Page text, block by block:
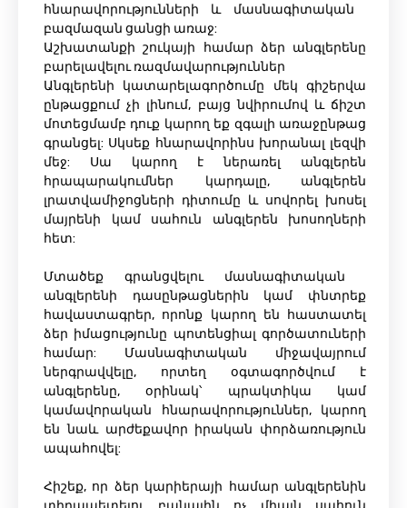
հնարավորությունների և մասնագիտական ​​
բազմազան ցանցի առաջ:
Աշխատանքի շուկայի համար ձեր անգլերենը
բարելավելու ռազմավարություններ
Անգլերենի կատարելագործումը մեկ գիշերվա
ընթացքում չի լինում, բայց նվիրումով և ճիշտ
մոտեցմամբ դուք կարող եք զգալի առաջընթաց
գրանցել: Սկսեք հնարավորինս խորանալ լեզվի
մեջ: Սա կարող է ներառել անգլերեն
հրապարակումներ կարդալը, անգլերեն
լրատվամիջոցների դիտումը և սովորել խոսել
մայրենի կամ սահուն անգլերեն խոսողների
հետ:
Մտածեք գրանցվելու մասնագիտական ​​
անգլերենի դասընթացներին կամ փնտրեք
հավաստագրեր, որոնք կարող են հաստատել
ձեր իմացությունը պոտենցիալ գործատուների
համար: Մասնագիտական ​​միջավայրում
ներգրավվելը, որտեղ օգտագործվում է
անգլերենը, օրինակ՝ պրակտիկա կամ
կամավորական հնարավորություններ, կարող
են նաև արժեքավոր իրական փորձառություն
ապահովել:
Հիշեք, որ ձեր կարիերայի համար անգլերենին